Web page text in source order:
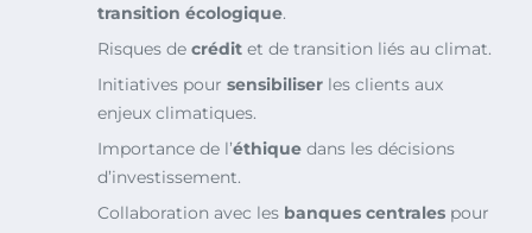
transition écologique.
Risques de crédit et de transition liés au climat.
Initiatives pour sensibiliser les clients aux
enjeux climatiques.
Importance de l’éthique dans les décisions
d’investissement.
Collaboration avec les banques centrales pour